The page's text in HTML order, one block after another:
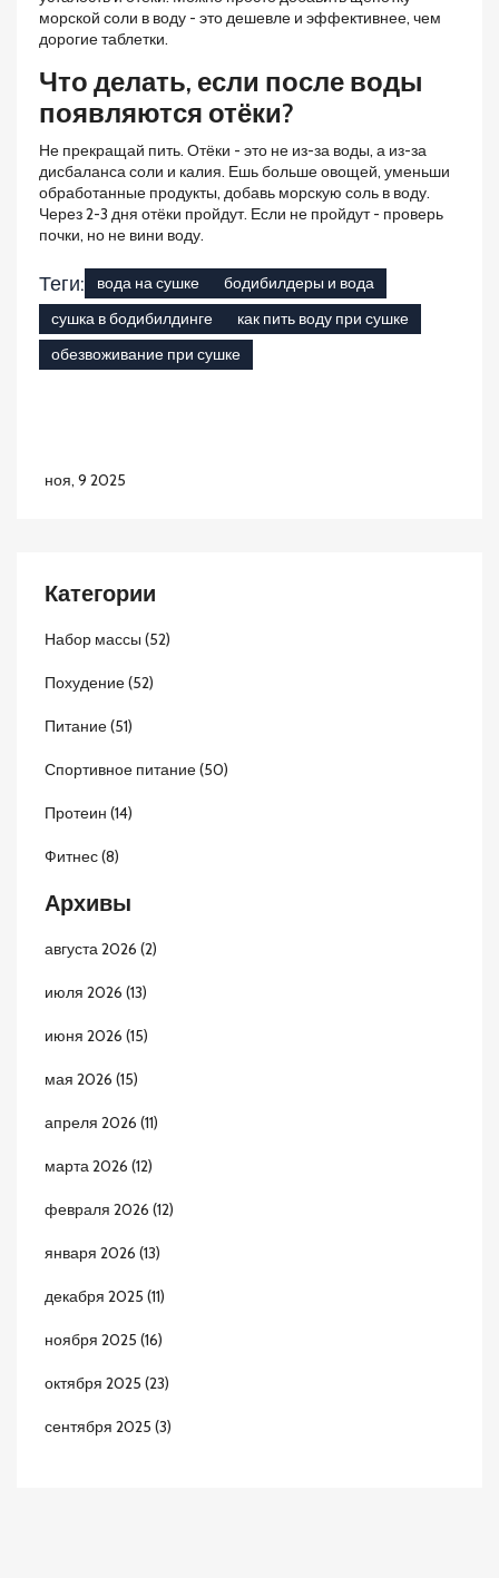
морской соли в воду - это дешевле и эффективнее, чем
дорогие таблетки.
Что делать, если после воды
появляются отёки?
Не прекращай пить. Отёки - это не из-за воды, а из-за
дисбаланса соли и калия. Ешь больше овощей, уменьши
обработанные продукты, добавь морскую соль в воду.
Через 2-3 дня отёки пройдут. Если не пройдут - проверь
почки, но не вини воду.
Теги: вода на сушке
бодибилдеры и вода
сушка в бодибилдинге
как пить воду при сушке
обезвоживание при сушке
ноя, 9 2025
Категории
Набор массы (52)
Похудение(52)
Питание(51)
Спортивное питание(50)
Протеин (14)
Фитнес(8)
Архивы
августа 2026 (2)
июля 2026 (13)
июня 2026 (15)
мая 2026 (15)
апреля 2026 (11)
марта 2026 (12)
февраля 2026 (12)
января 2026 (13)
декабря 2025 (11)
ноября 2025 (16)
октября 2025 (23)
сентября 2025 (3)